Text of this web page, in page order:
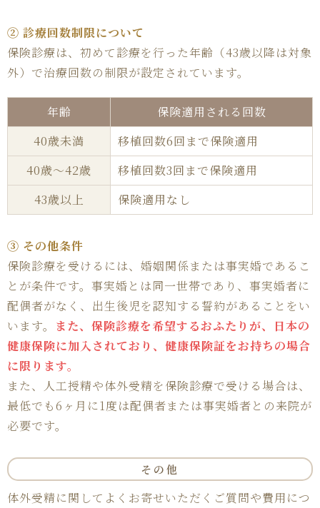
② 診療回数制限について
保険診療は、初めて診療を行った年齢（43歳以降は対象
外）で治療回数の制限が設定されています。
年齢
保険適用される回数
40歳未満
移植回数6回まで保険適用
40歳〜42歳
移植回数3回まで保険適用
43歳以上
保険適用なし
③ その他条件
保険診療を受けるには、婚姻関係または事実婚であるこ
とが条件です。事実婚とは同一世帯であり、事実婚者に
配偶者がなく、出生後児を認知する誓約があることをい
います。 また、保険診療を希望するおふたりが、日本の
健康保険に加入されており、健康保険証をお持ちの場合
に限ります。
また、人工授精や体外受精を保険診療で受ける場合は、
最低でも6ヶ月に1度は配偶者または事実婚者との来院が
必要です。
その他
体外受精に関してよくお寄せいただくご質問や費用につ